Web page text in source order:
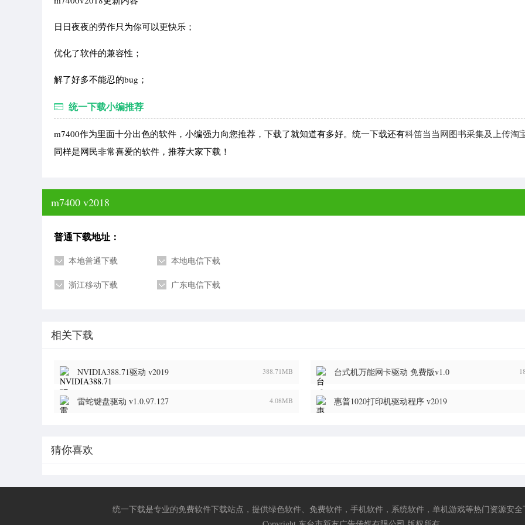
日日夜夜的劳作只为你可以更快乐；
优化了软件的兼容性；
解了好多不能忍的bug；
统一下载小编推荐
m7400作为里面十分出色的软件，小编强力向您推荐，下载了就知道有多好。统一下载还有科笛当当网图书采集及上传淘
同样是网民非常喜爱的软件，推荐大家下载！
m7400 v2018
普通下载地址：
本地普通下载 本地电信下载
浙江移动下载 广东电信下载
相关下载
NVIDIA388.71驱动 v2019 388.71MB 台式机万能网卡驱动 免费版v1.0
雷蛇键盘驱动 v1.0.97.127 4.08MB 惠普1020打印机驱动程序 v2019
猜你喜欢
统一下载是专业的免费软件下载站点，提供绿色软件、免费软件，手机软件，系统软件，单机游戏等热门资源安全